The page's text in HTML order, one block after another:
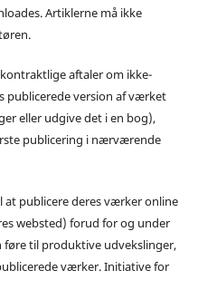
Artiklerne må ikke
aftaler om ikke-
publicerede version af værket
eller udgive det i en bog),
publicering i nærværende
publicere deres værker online
websted) forud for og under
føre til produktive udvekslinger,
værker. Initiative for